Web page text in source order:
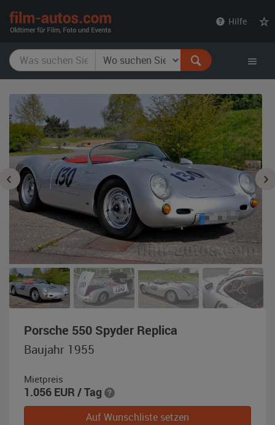
Hilfe
Porsche 550 Spyder Replica
Baujahr 1955
Mietpreis
1.056 EUR / Tag
Auf Wunschliste setzen